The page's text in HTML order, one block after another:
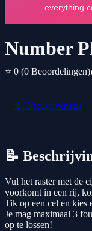
Number
⭐ 0 (0 Beoordelingen)
📱 Nieuw venster
📝
Vul het raster met de
voorkomt in een rij,
Tik op een cel en kies
Je mag maximaal 3
op te lossen!